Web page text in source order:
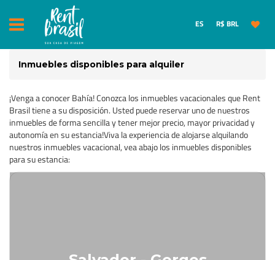
ES R$ BRL
Inmuebles disponibles para alquiler
¡Venga a conocer Bahía! Conozca los inmuebles vacacionales que Rent
Brasil tiene a su disposición. Usted puede reservar uno de nuestros
inmuebles de forma sencilla y tener mejor precio, mayor privacidad y
autonomía en su estancia!Viva la experiencia de alojarse alquilando
nuestros inmuebles vacacional, vea abajo los inmuebles disponibles
para su estancia: